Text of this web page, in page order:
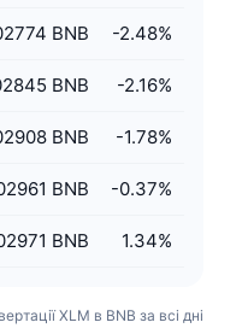
BNB -2.48%
BNB -2.16%
BNB -1.78%
BNB -0.37%
BNB 1.34%
XLM в BNB за всі дні